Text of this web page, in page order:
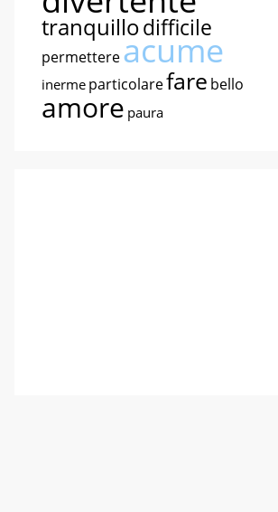
tranquillodifficile
permettereacume
inerme particolarefare bello
amore paura